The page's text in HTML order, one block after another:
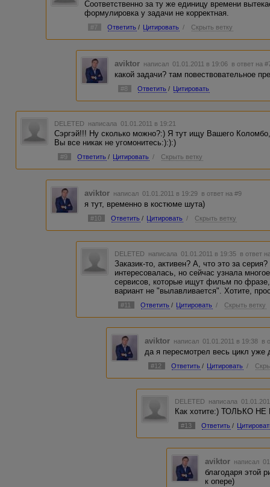
Соответственно за ту же единицу времени
формулировка у задачи не корректная.
#7 Ответить / Цитировать / Скрыть ветку
aviktor написал 01.01.2011 в 19:06 в ответ на
какой задачи? там повествовательное
#8 Ответить / Цитировать
DELETED написала 01.01.2011 в 19:21
Сэргэй!!! Ну сколько можно?:) Я тут ищу Вашего
Вы все никак не угомонитесь:):):)
#9 Ответить / Цитировать / Скрыть ветку
aviktor написал 01.01.2011 в 19:29 в ответ на #9
я тут, временно в костюме шута)
#10 Ответить / Цитировать / Скрыть ветку
DELETED написала 01.01.2011 в 19:35 в ответ
Заказик-то, активен? А, что это за
интересовалась, но сейчас узнала
сервисов, которые ищут фильм по
вариант не "вылавливается". Хотите,
#11 Ответить / Цитировать / Скрыть ветку
aviktor написал 01.01.2011 в 19:38 в
да я пересмотрел весь цикл уже
#12 Ответить / Цитировать /
DELETED написала
Как хотите:) ТОЛЬКО
#13 Ответить /
aviktor написал
благодаря этой
к опере)